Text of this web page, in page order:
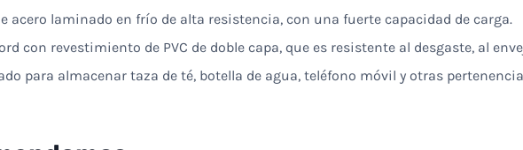
acero laminado en frío de alta resistencia, con una fuerte capacidad de carga.
con revestimiento de PVC de doble capa, que es resistente al desgaste, al
para almacenar taza de té, botella de agua, teléfono móvil y otras